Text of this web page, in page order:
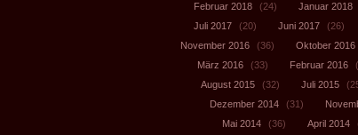
Februar 2018
(24) Januar 2018
Juli 2017
(20) Juni 2017 (26)
November 2016
(36) Oktober 2016
März 2016
(33) Februar 2016
August 2015
(32) Juli 2015
Dezember 2014
(31)
Mai 2014
(36) April 2014